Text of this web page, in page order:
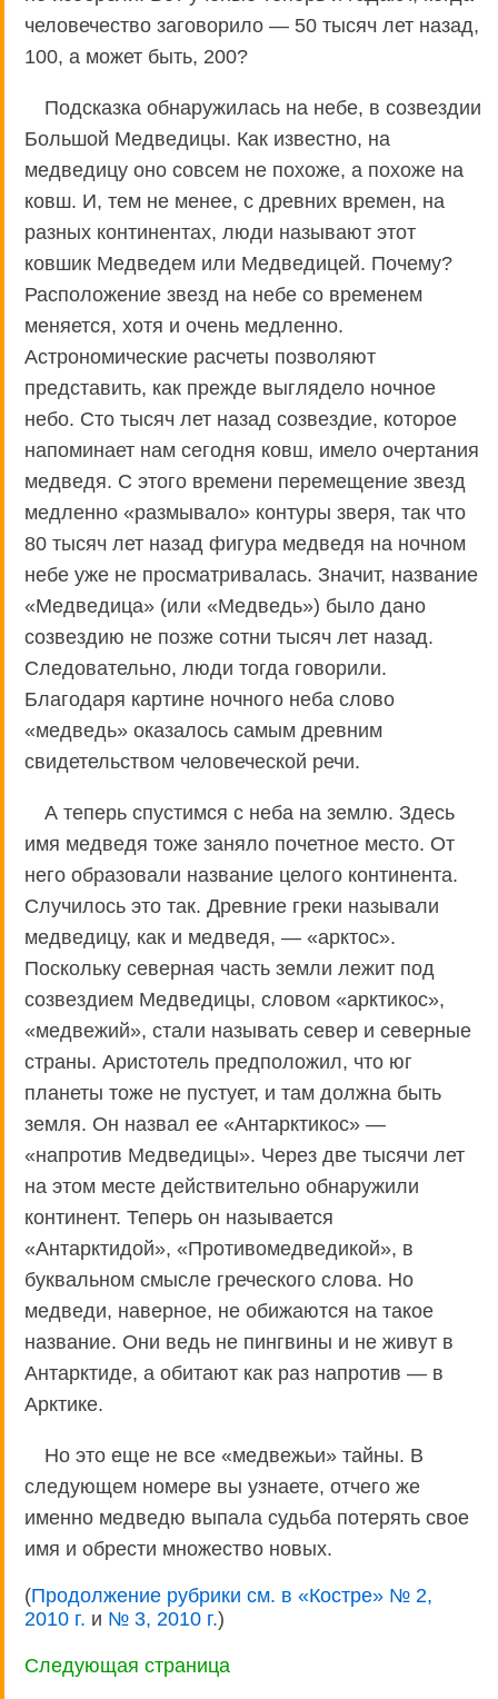
человечество заговорило — 50 тысяч лет назад,
100, а может быть, 200?
Подсказка обнаружилась на небе, в созвездии
Большой Медведицы. Как известно, на
медведицу оно совсем не похоже, а похоже на
ковш. И, тем не менее, с древних времен, на
разных континентах, люди называют этот
ковшик Медведем или Медведицей. Почему?
Расположение звезд на небе со временем
меняется, хотя и очень медленно.
Астрономические расчеты позволяют
представить, как прежде выглядело ночное
небо. Сто тысяч лет назад созвездие, которое
напоминает нам сегодня ковш, имело очертания
медведя. С этого времени перемещение звезд
медленно «размывало» контуры зверя, так что
80 тысяч лет назад фигура медведя на ночном
небе уже не просматривалась. Значит, название
«Медведица» (или «Медведь») было дано
созвездию не позже сотни тысяч лет назад.
Следовательно, люди тогда говорили.
Благодаря картине ночного неба слово
«медведь» оказалось самым древним
свидетельством человеческой речи.
А теперь спустимся с неба на землю. Здесь
имя медведя тоже заняло почетное место. От
него образовали название целого континента.
Случилось это так. Древние греки называли
медведицу, как и медведя, — «арктос».
Поскольку северная часть земли лежит под
созвездием Медведицы, словом «арктикос»,
«медвежий», стали называть север и северные
страны. Аристотель предположил, что юг
планеты тоже не пустует, и там должна быть
земля. Он назвал ее «Антарктикос» —
«напротив Медведицы». Через две тысячи лет
на этом месте действительно обнаружили
континент. Теперь он называется
«Антарктидой», «Противомедведикой», в
буквальном смысле греческого слова. Но
медведи, наверное, не обижаются на такое
название. Они ведь не пингвины и не живут в
Антарктиде, а обитают как раз напротив — в
Арктике.
Но это еще не все «медвежьи» тайны. В
следующем номере вы узнаете, отчего же
именно медведю выпала судьба потерять свое
имя и обрести множество новых.
(Продолжение рубрики см. в «Костре» № 2,
2010 г. и № 3, 2010 г.)
Следующая страница